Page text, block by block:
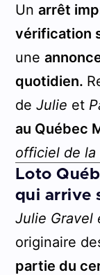
Un arrêt
vérification
une
quotidien.
de Julie et
au Québec
officiel de la
Loto
qui arrive
Julie Gravel
originaire
partie du